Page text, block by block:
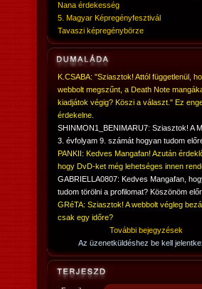
Nana érdekesség
5. Magyar Képregényfesztivál
Tavaszi képregénybörze
K.CSABA: "Sziasztok! Attól függetlenül,
webbolt megszűnt, a Death Note
kiadjátok végig? Köszi a választ." Ez
érdekelne.
SHINMON1_BENIMARU7: Sziasztok! A
3. évfolyam 9. számát hogyan tudom
PANKII: Kedves Mangafan! Azután
hogy DvD-ket még lehetséges innen
GABRIELLA0807: Kedves Mangafan,
tudom törölni a profilomat? Köszönöm
GRéTA: Sziasztok! A webbolt végleg
csak egy időre?
További bejegyzések
Az üzenetküldéshez be kell